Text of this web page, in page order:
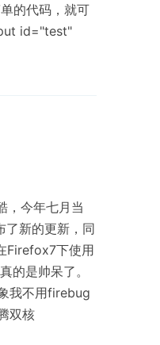
的代码，就可
id="test"
，今年七月当
了新的更新，同
Firefox7下使用
的是帅呆了。
我不用firebug
双核